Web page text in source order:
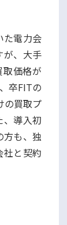
た電力会
が、大手
価格が
卒FITの
の買取プ
、導入初
方も、独
社と契約